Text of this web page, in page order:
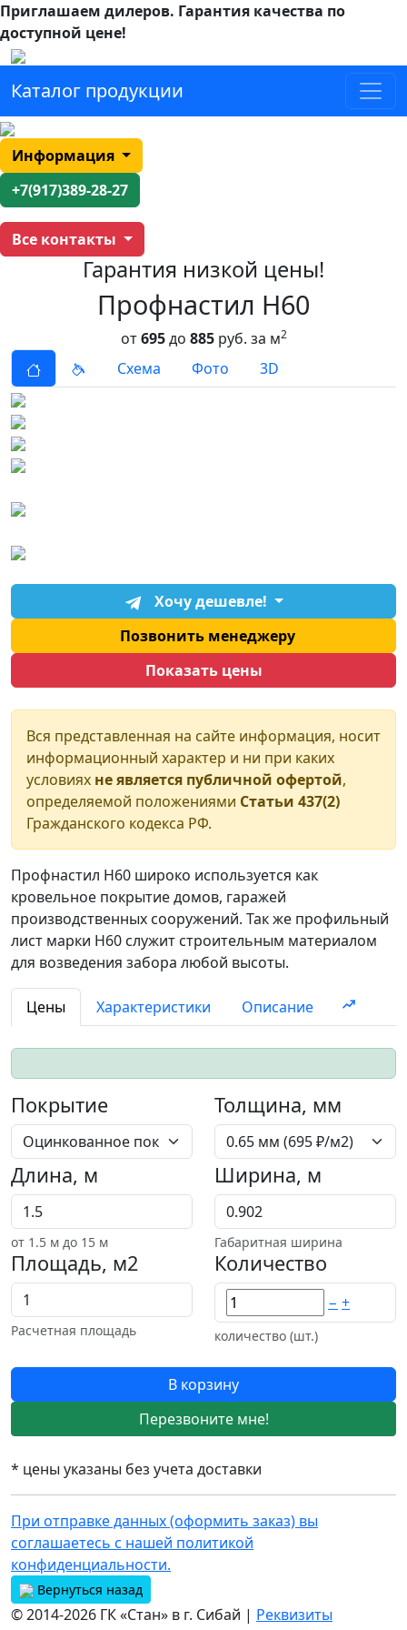
Приглашаем дилеров. Гарантия качества по
доступной цене!
Каталог продукции
Информация
+7(917)389-28-27
Все контакты
Гарантия низкой цены!
Профнастил H60
от695до 885руб. за м2
Схема Фото 3D
Хочу дешевле!
Позвонить менеджеру
Показать цены
Вся представленная на сайте информация, носит
информационный характер и ни при каких
условиях не является публичной офертой,
определяемой положениями Статьи 437(2)
Гражданского кодекса РФ.
Профнастил Н60 широко используется как
кровельное покрытие домов, гаражей
производственных сооружений. Так же профильный
лист марки Н60 служит строительным материалом
для возведения забора любой высоты.
Цены Характеристики Описание
Покрытие Толщина, мм
Длина, м
от 1.5 м до 15 м
Ширина, м
Габаритная ширина
Площадь, м2
Расчетная площадь
Количество
− +
количество (шт.)
В корзину
Перезвоните мне!
* цены указаны без учета доставки
При отправке данных (оформить заказ) вы
соглашаетесь с нашей политикой
конфиденциальности.
Вернуться назад
© 2014-2026 ГК «Стан» в г. Сибай | Реквизиты